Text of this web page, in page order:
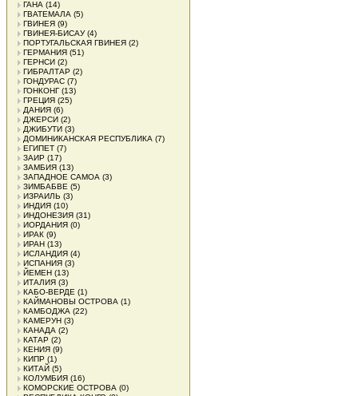
ГАНА (14)
ГВАТЕМАЛА (5)
ГВИНЕЯ (9)
ГВИНЕЯ-БИСАУ(4)
ПОРТУГАЛЬСКАЯ ГВИНЕЯ (2)
ГЕРМАНИЯ (51)
ГЕРНСИ (2)
ГИБРАЛТАР (2)
ГОНДУРАС (7)
ГОНКОНГ(13)
ГРЕЦИЯ (25)
ДАНИЯ (6)
ДЖЕРСИ (2)
ДЖИБУТИ (3)
ДОМИНИКАНСКАЯ РЕСПУБЛИКА (7)
ЕГИПЕТ (7)
ЗАИР (17)
ЗАМБИЯ (13)
ЗАПАДНОЕ САМОА (3)
ЗИМБАБВЕ (5)
ИЗРАИЛЬ (3)
ИНДИЯ (10)
ИНДОНЕЗИЯ (31)
ИОРДАНИЯ (0)
ИРАК (9)
ИРАН (13)
ИСЛАНДИЯ (4)
ИСПАНИЯ (3)
ЙЕМЕН (13)
ИТАЛИЯ (3)
КАБО-ВЕРДЕ (1)
КАЙМАНОВЫ ОСТРОВА (1)
КАМБОДЖА (22)
КАМЕРУН (3)
КАНАДА (2)
КАТАР (2)
КЕНИЯ (9)
КИПР (1)
КИТАЙ (5)
КОЛУМБИЯ (16)
КОМОРСКИЕ ОСТРОВА (0)